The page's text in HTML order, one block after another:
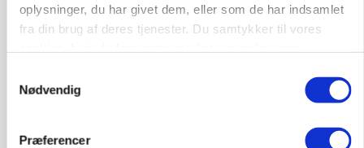
oplysninger, du har givet dem, eller som de har indsamlet
fra din brug af deres tjenester. Du samtykker til vores
Nødvendig
Præferencer
Medarbejdere til griseproduktion
03. aug.